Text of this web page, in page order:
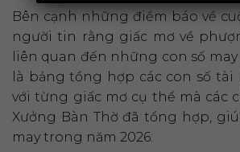
Bên cạnh những điềm báo về
người tin rằng giấc mơ về
liên quan đến những con số
là bảng tổng hợp các con số
với từng giấc mơ cụ thể mà các
Xưởng Bàn Thờ đã tổng hợp,
may trong năm 2026: